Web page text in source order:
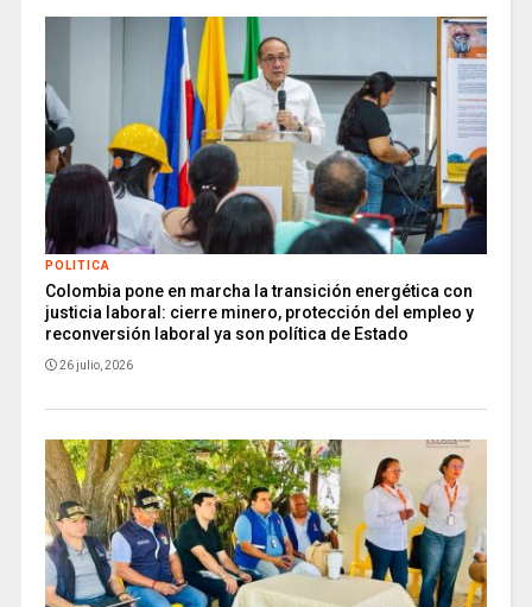
POLITICA
Colombia pone en marcha la transición energética con
justicia laboral: cierre minero, protección del empleo y
reconversión laboral ya son política de Estado
26 julio, 2026